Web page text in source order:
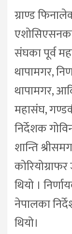
ग्राण्ड
संघका पूर्व
थापामगर,
थापामगर,
महासंघ,
निर्देशक
शान्ति
थियो ।
नेपालका
थियो।